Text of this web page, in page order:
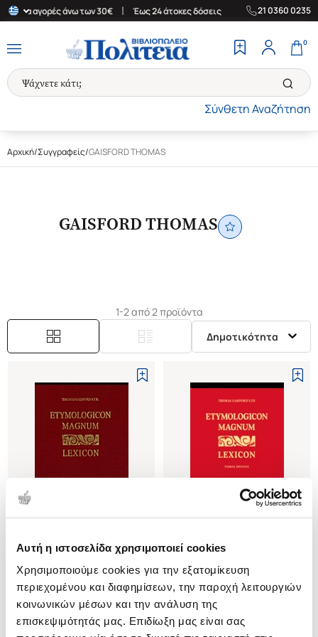
Αυτή η ιστοσελίδα χρησιμοποιεί cookies
Χρησιμοποιούμε cookies για την εξατομίκευση
περιεχομένου και διαφημίσεων, την παροχή λειτουργιών
κοινωνικών μέσων και την ανάλυση της
επισκεψιμότητάς μας. Επιδίωξη μας είναι σας
για αγορές άνω των 30€ Έως 24 άτοκες δόσεις | Δωρεάν
21 0360 0235
Σύνθετη Αναζήτηση
0
Αρχική/Συγγραφείς/GAISFORD THOMAS
GAISFORD THOMAS
1-2 από 2 προϊόντα
Δημοτικότητα
(0)
ETYMOLOGIKON MAGNUM
LEXICON
GAISFORD THOMAS
Κωδ. Πολιτείας:3370-0038
ETYMOLOGIKON MAGNUM
LEXICON (ΔΙΤΟΜΟ)
GAISFORD THOMAS
Κωδ. Πολιτείας:5103-0016